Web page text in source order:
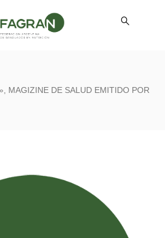
MAGIZINE DE SALUD EMITIDO POR